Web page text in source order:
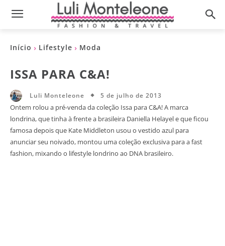
Início Lifestyle Moda
ISSA PARA C&A!
Luli Monteleone 5 de julho de 2013
Ontem rolou a pré-venda da coleção Issa para C&A! A marca
londrina, que tinha à frente a brasileira Daniella Helayel e que ficou
famosa depois que Kate Middleton usou o vestido azul para
anunciar seu noivado, montou uma coleção exclusiva para a fast
fashion, mixando o lifestyle londrino ao DNA brasileiro.